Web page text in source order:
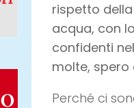
rispetto della
acqua, con
confidenti
molte, spero
Perché ci